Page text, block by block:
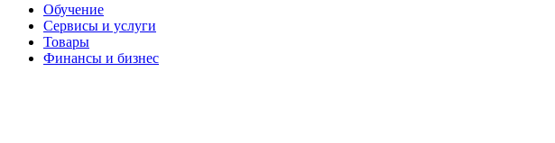
Обзоры и сравнения полезных сайтов и сервисов. Не
сервисов Интернета — доверьте это блогу Pesoa.ru!
Обучение
Сервисы и услуги
Товары
Финансы и бизнес